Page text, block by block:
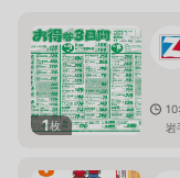
1枚
岩